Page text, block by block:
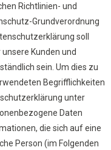
Richtlinien- und
Grundverordnung
soll
Kunden und
sein. Um dies zu
Begrifflichkeiten
unter
Daten
die sich auf eine
Person (im Folgenden